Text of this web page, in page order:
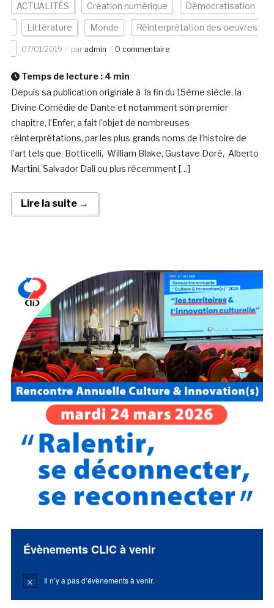
ACTUALITÉS Création numérique Démocratisation
Littérature Monde Réinterprétation des oeuvres
07/01/2019 par admin 0 commentaire
Temps de lecture : 4 min
Depuis sa publication originale à la fin du 15ème siècle, la
Divine Comédie de Dante et notamment son premier
chapitre, l’Enfer, a fait l’objet de nombreuses
réinterprétations, par les plus grands noms de l’histoire de
l’art tels que Botticelli, William Blake, Gustave Doré, Alberto
Martini, Salvador Dali ou plus récemment […]
Lire la suite →
Évènements CLIC à venir
Notice Il n’y a pas d’évènements à venir.